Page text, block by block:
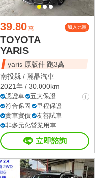
39.80 萬 加入比較
TOYOTA
YARIS
yaris 原版件 跑3萬
南投縣 / 麗晶汽車
2021年 / 30,000km
認證車
五大保證
符合保固
里程保證
實車實價
友善試車
非多元化營業用車
立即諮詢